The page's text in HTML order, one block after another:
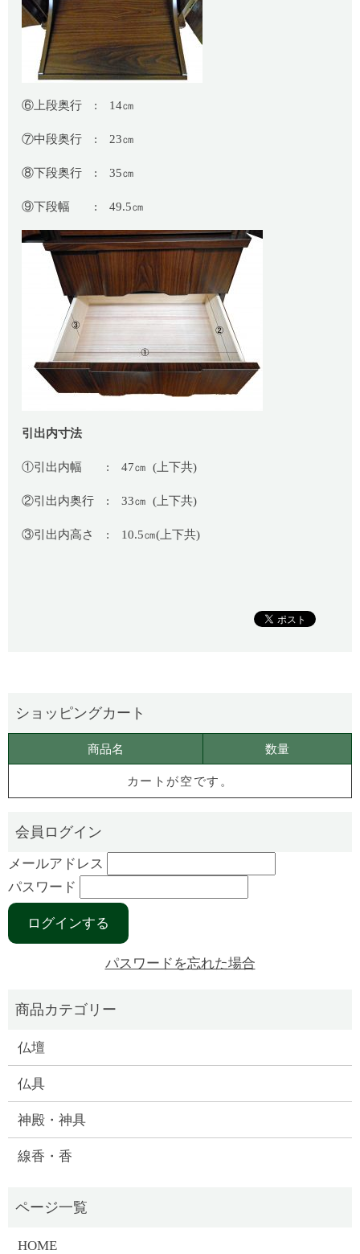
⑥上段奥行 : 14㎝
⑦中段奥行 : 23㎝
⑧下段奥行 : 35㎝
⑨下段幅 : 49.5㎝
引出内寸法
①引出内幅 : 47㎝ (上下共)
②引出内奥行 : 33㎝ (上下共)
③引出内高さ : 10.5㎝(上下共)
商品名 数量
カートが空です。
メールアドレス
パスワード
パスワードを忘れた場合
仏壇
仏具
神殿・神具
線香・香
HOME